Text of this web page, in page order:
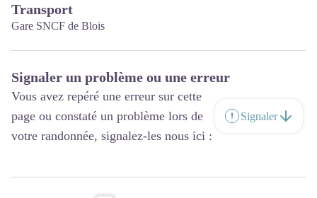
Transport
Gare SNCF de Blois
Signaler un problème ou une erreur
Vous avez repéré une erreur sur cette
page ou constaté un problème lors de
votre randonnée, signalez-les nous ici :
Signaler